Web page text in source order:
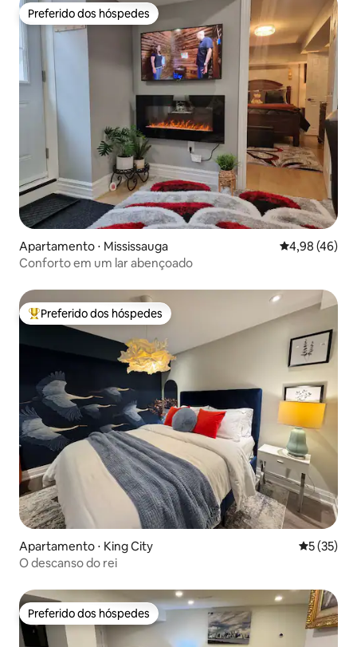
Preferido dos hóspedes
Preferido dos hóspedes
Apartamento ⋅ Mississauga 4,98 de uma
4,98 (46)
Conforto em um lar abençoado
Entre os melhores preferidos dos hóspedes
Preferido dos hóspedes
Apartamento ⋅ King City 5 de uma
5 (35)
O descanso do rei
Preferido dos hóspedes
Preferido dos hóspedes